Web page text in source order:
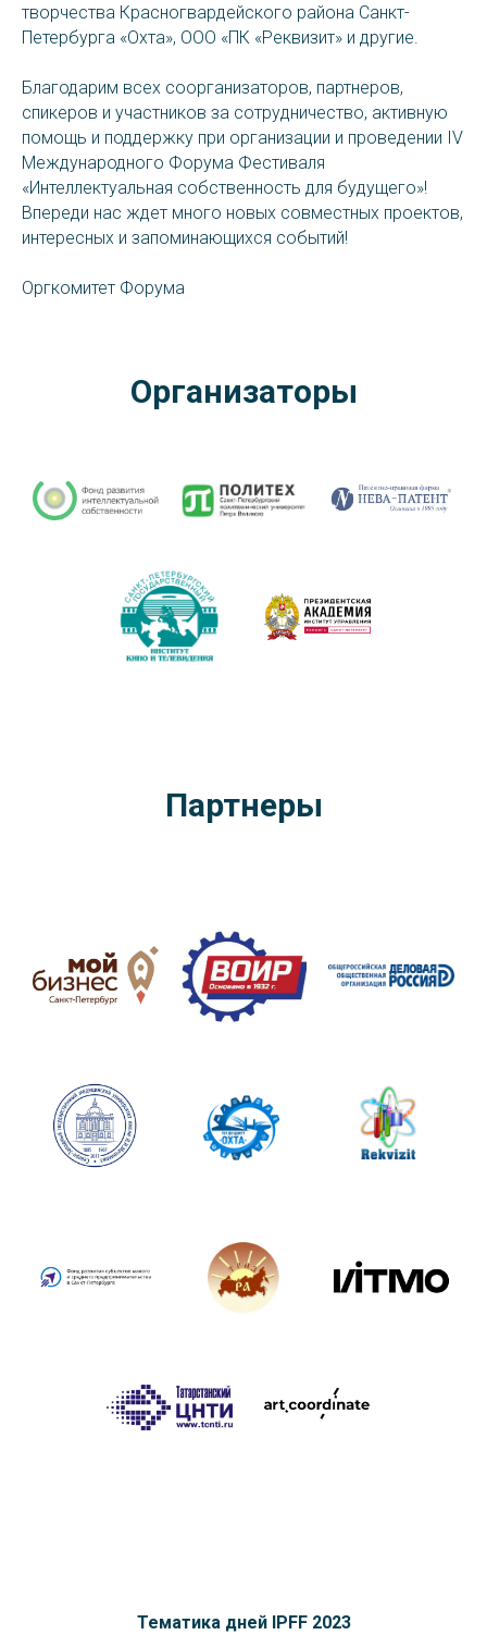
творчества Красногвардейского района Санкт-
Петербурга «Охта», ООО «ПК «Реквизит» и другие.
Благодарим всех соорганизаторов, партнеров,
спикеров и участников за сотрудничество, активную
помощь и поддержку при организации и проведении IV
Международного Форума Фестиваля
«Интеллектуальная собственность для будущего»!
Впереди нас ждет много новых совместных проектов,
интересных и запоминающихся событий!
Оргкомитет Форума
Организаторы
Партнеры
Тематика дней IPFF 2023